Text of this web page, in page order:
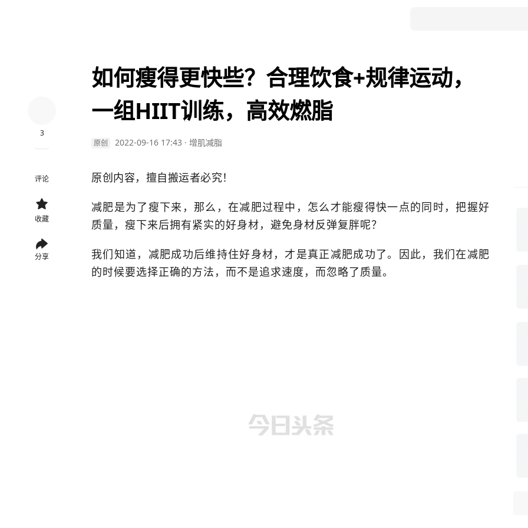
3
评论
收藏
分享
如何瘦得更快些？合理饮食+规律运动，
一组HIIT训练，高效燃脂
原创 2022-09-16 17:43 · 增肌减脂
原创内容，擅自搬运者必究！
减肥是为了瘦下来，那么，在减肥过程中，怎么才能瘦得快一点的同时，把握好
质量，瘦下来后拥有紧实的好身材，避免身材反弹复胖呢？
我们知道，减肥成功后维持住好身材，才是真正减肥成功了。因此，我们在减肥
的时候要选择正确的方法，而不是追求速度，而忽略了质量。